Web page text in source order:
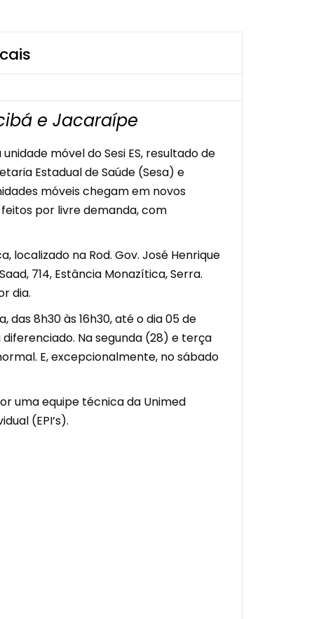
e Jacaraípe
móvel do Sesi ES, resultado de
Estadual de Saúde (Sesa) e
móveis chegam em novos
por livre demanda, com
localizado na Rod. Gov. José Henrique
714, Estância Monazítica, Serra.
dia.
8h30 às 16h30, até o dia 05 de
Na segunda (28) e terça
E, excepcionalmente, no sábado
uma equipe técnica da Unimed
(EPI’s).